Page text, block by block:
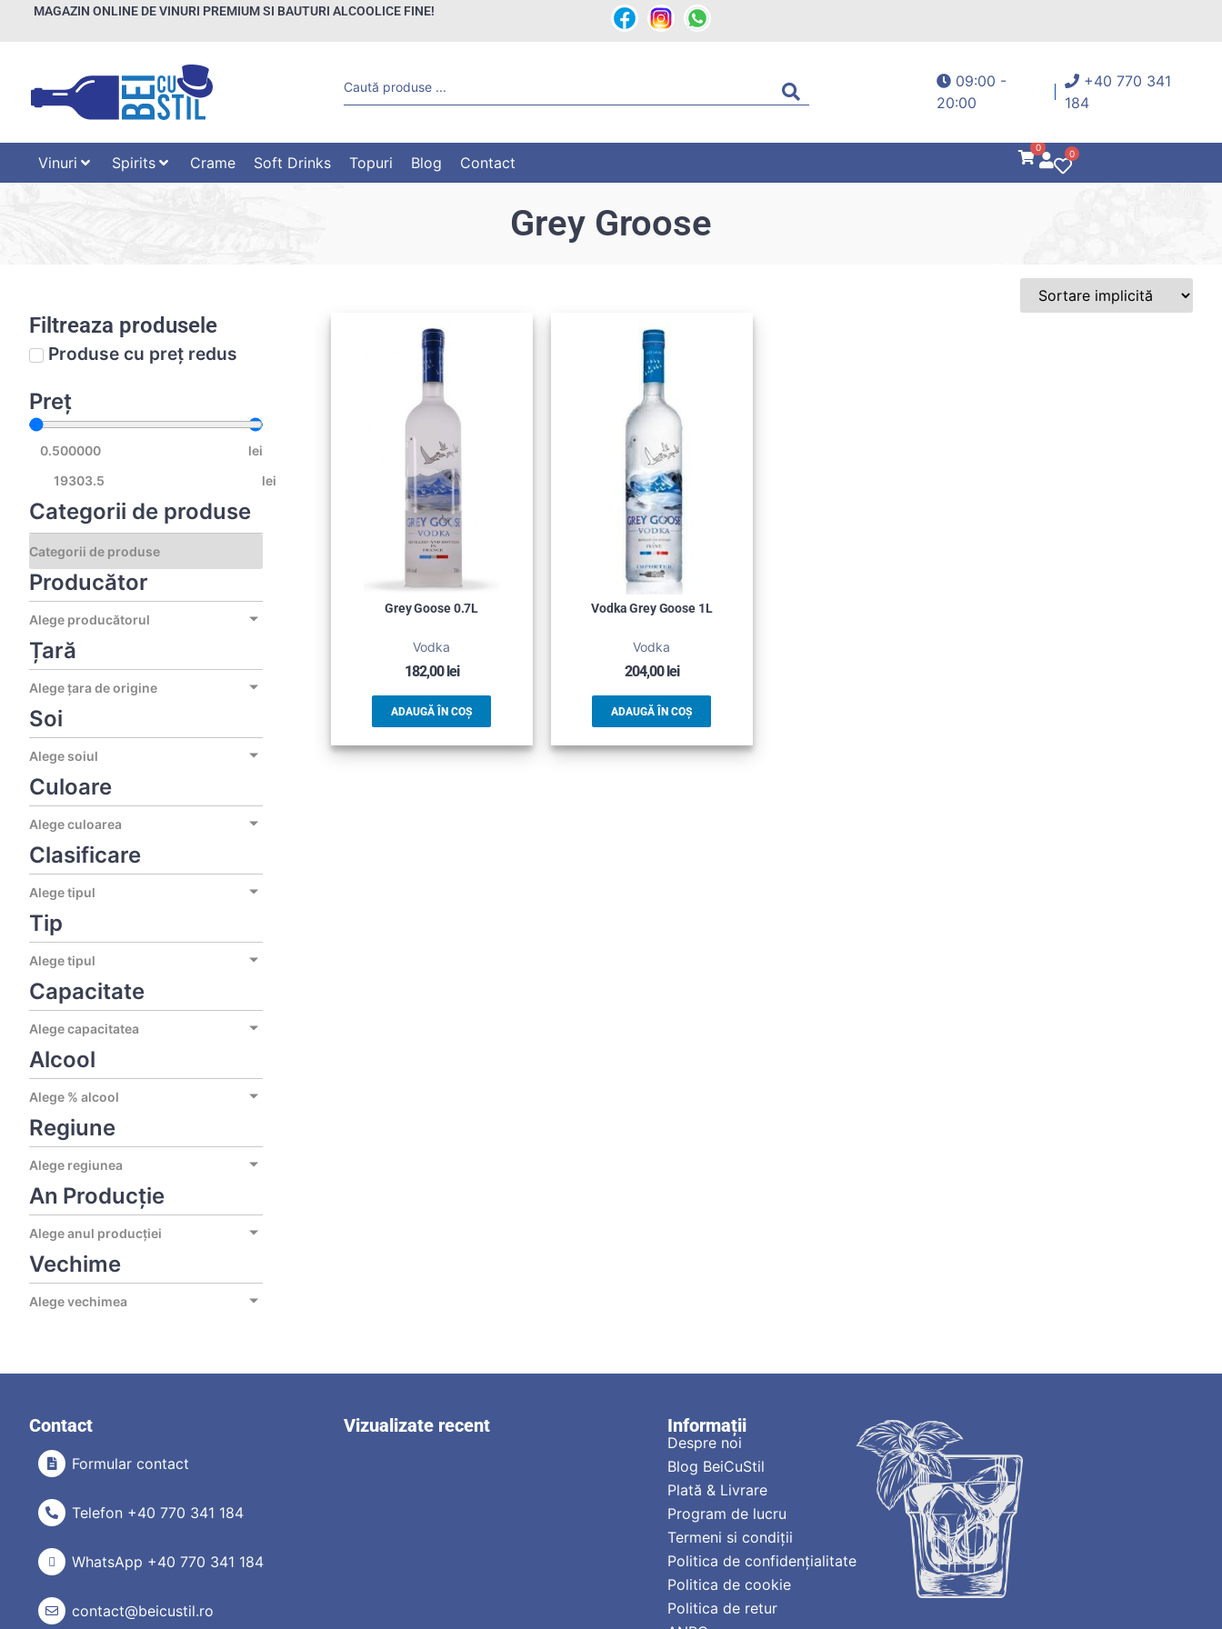
MAGAZIN ONLINE DE VINURI PREMIUM SI BAUTURI ALCOOLICE FINE!
09:00 -
20:00
+40 770 341
184
Vinuri Spirits Crame Soft Drinks Topuri Blog Contact
0
0
Grey Groose
Filtreaza produsele
Produse cu preț redus
Preț
lei
lei
Categorii de produse
Producător
Alege producătorul
Țară
Alege țara de origine
Soi
Alege soiul
Culoare
Alege culoarea
Clasificare
Alege tipul
Tip
Alege tipul
Capacitate
Alege capacitatea
Alcool
Alege % alcool
Regiune
Alege regiunea
An Producție
Alege anul producției
Vechime
Alege vechimea
Grey Goose 0.7L
Vodka
182,00lei
ADAUGĂ ÎN COȘ
Vodka Grey Goose 1L
Vodka
204,00lei
ADAUGĂ ÎN COȘ
Contact
Formular contact
Telefon +40 770 341 184
WhatsApp +40 770 341 184
contact@beicustil.ro
Vizualizate recent Informații
Despre noi
Blog BeiCuStil
Plată & Livrare
Program de lucru
Termeni si condiții
Politica de confidențialitate
Politica de cookie
Politica de retur